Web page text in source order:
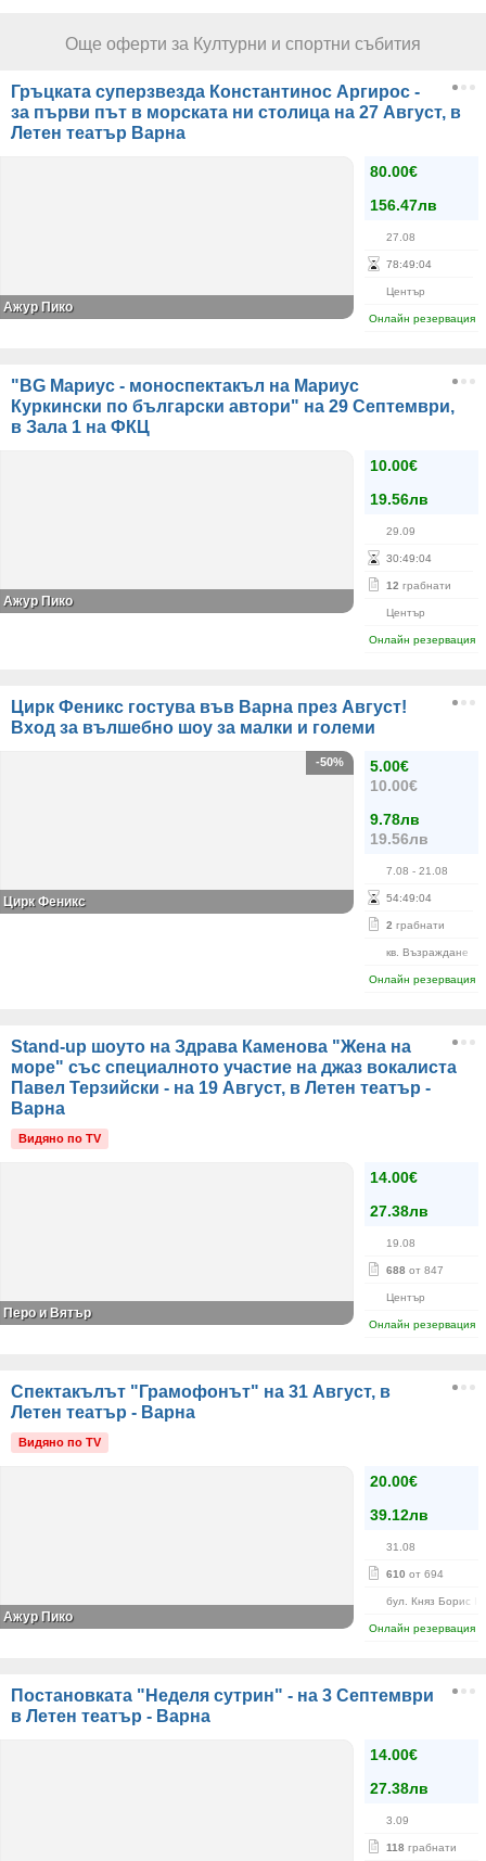
Още оферти за Културни и спортни събития
Гръцката суперзвезда Константинос Аргирос -
за първи път в морската ни столица на 27 Август, в
Летен театър Варна
80.00€
156.47лв
27.08
78:49:04
Център
Онлайн резервация
Ажур Пико
"BG Мариус - моноспектакъл на Мариус
Куркински по български автори" на 29 Септември,
в Зала 1 на ФКЦ
10.00€
19.56лв
29.09
30:49:04
12 грабнати
Център
Онлайн резервация
Ажур Пико
Цирк Феникс гостува във Варна през Август!
Вход за вълшебно шоу за малки и големи
5.00€
10.00€
9.78лв
19.56лв
7.08 - 21.08
54:49:04
2 грабнати
кв. Възраждане
Онлайн резервация
-50%
Цирк Феникс
Stand-up шоуто на Здрава Каменова "Жена на
море" със специалното участие на джаз вокалиста
Павел Терзийски - на 19 Август, в Летен театър -
Варна
Видяно по TV
14.00€
27.38лв
19.08
688 от 847
Център
Онлайн резервация
Перо и Вятър
Спектакълът "Грамофонът" на 31 Август, в
Летен театър - Варна
Видяно по TV
20.00€
39.12лв
31.08
610 от 694
бул. Княз Борис I-
Онлайн резервация
Ажур Пико
Постановката "Неделя сутрин" - на 3 Септември
в Летен театър - Варна
14.00€
27.38лв
3.09
118 грабнати